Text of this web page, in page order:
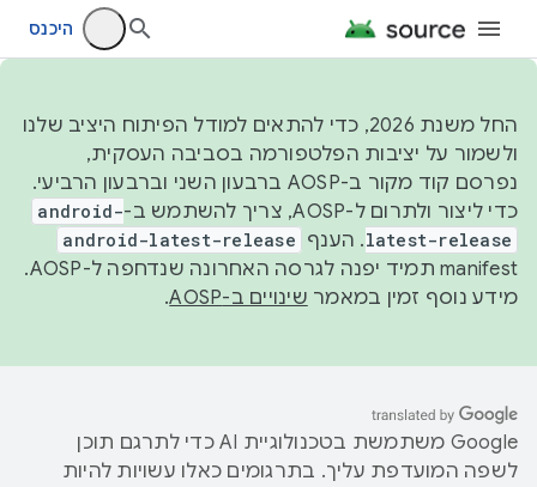
היכנס
החל משנת 2026, כדי להתאים למודל הפיתוח היציב שלנו
ולשמור על יציבות הפלטפורמה בסביבה העסקית,
נפרסם קוד מקור ב-AOSP ברבעון השני וברבעון הרביעי.
כדי ליצור ולתרום ל-AOSP, צריך להשתמש ב-
android-
latest-release. הענף android-latest-release
manifest תמיד יפנה לגרסה האחרונה שנדחפה ל-AOSP.
מידע נוסף זמין במאמר שינויים ב-AOSP .
‫Google משתמשת בטכנולוגיית AI כדי לתרגם תוכן
לשפה המועדפת עליך. בתרגומים כאלו עשויות להיות